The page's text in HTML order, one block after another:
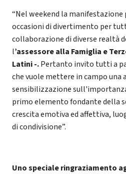
“Nel weekend la manifestazione
occasioni di divertimento per
collaborazione di diverse realtà
l’assessore alla Famiglia e
Latini -.Pertanto invito tutti a
che vuole mettere in campo una
sensibilizzazione
primo elemento fondante della
crescita emotiva ed affettiva,
di condivisione”.
Uno speciale ringraziamento